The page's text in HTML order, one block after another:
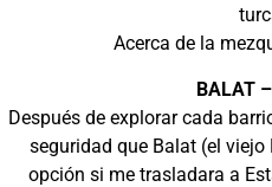
Acerca de la
BALAT
Después de explorar cada
seguridad que Balat (el
opción si me trasladara a